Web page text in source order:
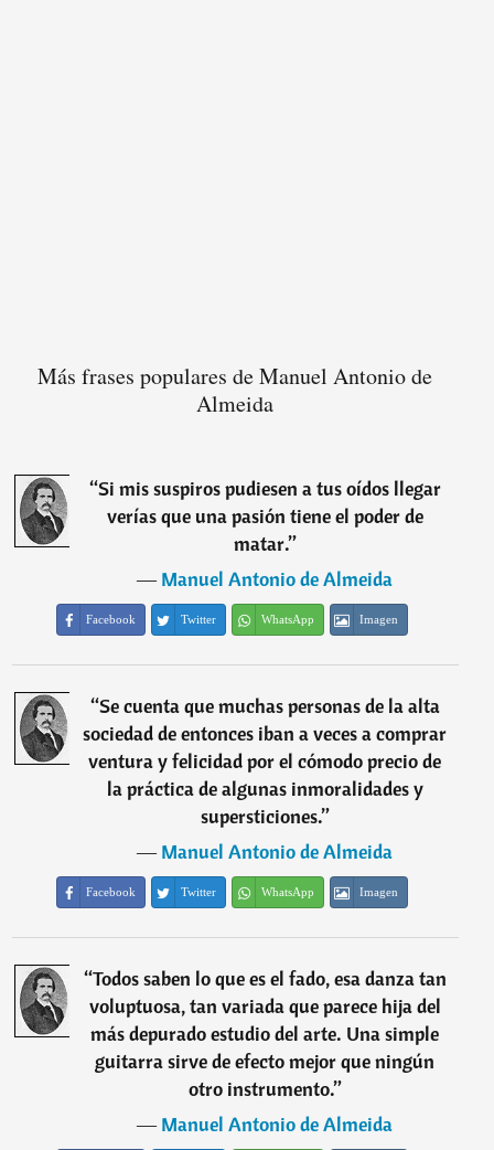
Más frases populares de Manuel Antonio de
Almeida
“Si mis suspiros pudiesen a tus oídos llegar
verías que una pasión tiene el poder de
matar.”
―Manuel Antonio de Almeida
Facebook Twitter WhatsApp Imagen
“Se cuenta que muchas personas de la alta
sociedad de entonces iban a veces a comprar
ventura y felicidad por el cómodo precio de
la práctica de algunas inmoralidades y
supersticiones.”
―Manuel Antonio de Almeida
Facebook Twitter WhatsApp Imagen
“Todos saben lo que es el fado, esa danza tan
voluptuosa, tan variada que parece hija del
más depurado estudio del arte. Una simple
guitarra sirve de efecto mejor que ningún
otro instrumento.”
―Manuel Antonio de Almeida